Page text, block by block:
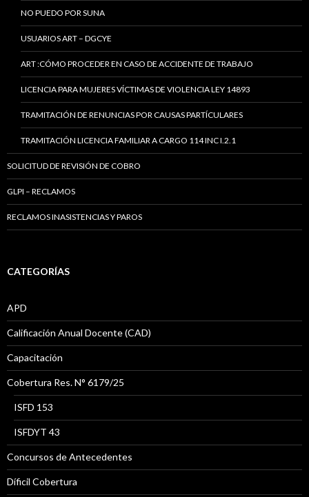
NO PUEDO POR SUNA
USUARIOS ART – DGCYE
ART :CÓMO PROCEDER EN CASO DE ACCIDENTE DE TRABAJO
LICENCIA PARA MUJERES VÍCTIMAS DE VIOLENCIA LEY 14893
TRAMITACIÓN DE RENUNCIAS POR CAUSAS PARTÍCULARES
TRAMITACIÓN LICENCIA FAMILIAR A CARGO 114 INC I.2.1
SOLICITUD DE REVISIÓN DE COBRO
GLPI – RECLAMOS
RECLAMOS INASISTENCIAS Y PAROS
CATEGORÍAS
APD
Calificación Anual Docente (CAD)
Capacitación
Cobertura Res. N° 6179/25
ISFD 153
ISFDYT 43
Concursos de Antecedentes
Díficil Cobertura